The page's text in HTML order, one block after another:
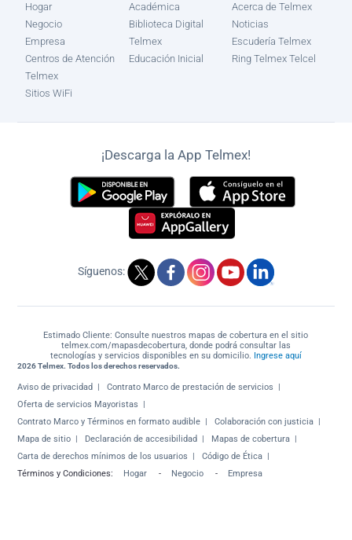
Hogar
Negocio
Empresa
Centros de Atención
Telmex
Sitios WiFi
Académica
Biblioteca Digital
Telmex
Educación Inicial
Acerca de Telmex
Noticias
Escudería Telmex
Ring Telmex Telcel
¡Descarga la App Telmex!
Síguenos:
Estimado Cliente: Consulte nuestros mapas de cobertura en el sitio
telmex.com/mapasdecobertura, donde podrá consultar las
tecnologías y servicios disponibles en su domicilio. Ingrese aquí
2026 Telmex. Todos los derechos reservados.
Aviso de privacidad
Contrato Marco de prestación de servicios
Oferta de servicios Mayoristas
Contrato Marco y Términos en formato audible
Colaboración con justicia
Mapa de sitio
Declaración de accesibilidad
Mapas de cobertura
Carta de derechos mínimos de los usuarios
Código de Ética
Términos y Condiciones:
Hogar - Negocio - Empresa